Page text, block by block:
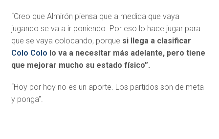
“Creo que Almirón piensa que a medida que vaya
jugando se va a ir poniendo. Por eso lo hace jugar para
que se vaya colocando, porque si llega a clasificar
Colo Colo lo va a necesitar más adelante, pero tiene
que mejorar mucho su estado físico”.
“Hoy por hoy no es un aporte. Los partidos son de meta
y ponga”.